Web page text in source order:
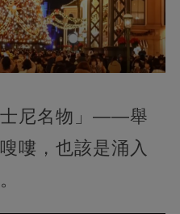
士尼名物」——舉
嘍，也該是涌入